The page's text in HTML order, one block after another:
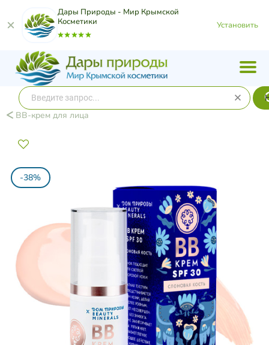
Дары Природы - Мир Крымской
Косметики
Установить
ВВ-крем для лица
-38%